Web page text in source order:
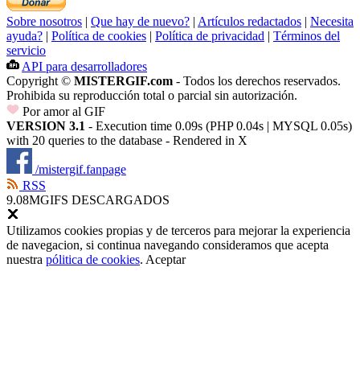
Sobre nosotros | Que hay de nuevo? | Artículos redactados | Necesita
ayuda? | Política de cookies | Política de privacidad | Términos del
servicio
API para desarrolladores
Copyright © MISTERGIF.com - Todos los derechos reservados.
Prohibida su reproducción total o parcial sin autorización.
Por amor al GIF
VERSION 3.1 - Execution time 0.09s (PHP 0.04s | MYSQL 0.05s)
with 20 queries to the database - Rendered in X
/mistergif.fanpage
RSS
9.08MGIFS DESCARGADOS
Utilizamos cookies propias y de terceros para mejorar la experiencia
de navegacion, si continua navegando consideramos que acepta
nuestra pólitica de cookies. Aceptar